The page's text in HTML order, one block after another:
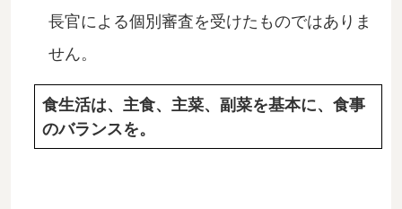
長官による個別審査を受けたものではありま
せん。
食生活は、主食、主菜、副菜を基本に、食事
のバランスを。